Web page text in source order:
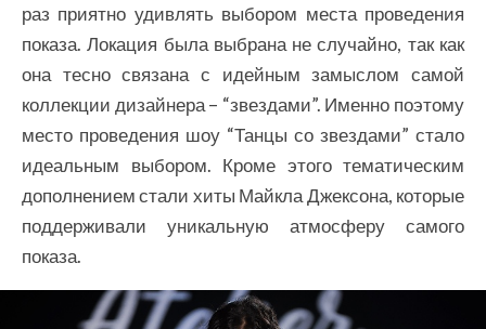
раз приятно удивлять выбором места проведения
показа. Локация была выбрана не случайно, так как
она тесно связана с идейным замыслом самой
коллекции дизайнера – “звездами”. Именно поэтому
место проведения шоу “Танцы со звездами” стало
идеальным выбором. Кроме этого тематическим
дополнением стали хиты Майкла Джексона, которые
поддерживали уникальную атмосферу самого
показа.